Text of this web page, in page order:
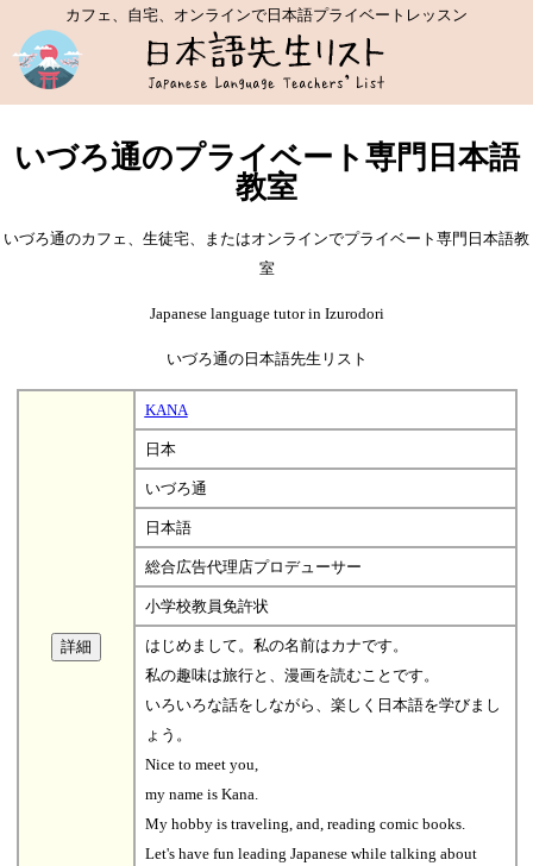
カフェ、自宅、オンラインで日本語プライベートレッスン
いづろ通のプライベート専門日本語
教室
いづろ通のカフェ、生徒宅、またはオンラインでプライベート専門日本語教
室
Japanese language tutor in Izurodori
いづろ通の日本語先生リスト
KANA
日本
いづろ通
日本語
総合広告代理店プロデューサー
小学校教員免許状
はじめまして。私の名前はカナです。
私の趣味は旅行と、漫画を読むことです。
いろいろな話をしながら、楽しく日本語を学びまし
ょう。
Nice to meet you,
my name is Kana.
My hobby is traveling, and, reading comic books.
Let's have fun leading Japanese while talking about